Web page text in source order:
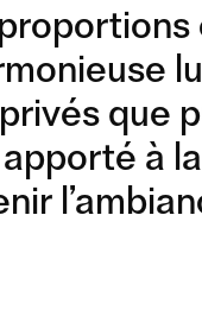
COMPOSITION 03/L
que
à